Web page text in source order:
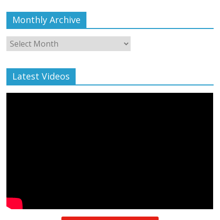
Monthly Archive
Monthly
Archive
Latest Videos